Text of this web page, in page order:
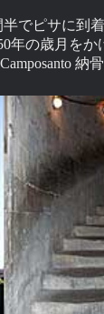
でピサに到
年の歳月を
納